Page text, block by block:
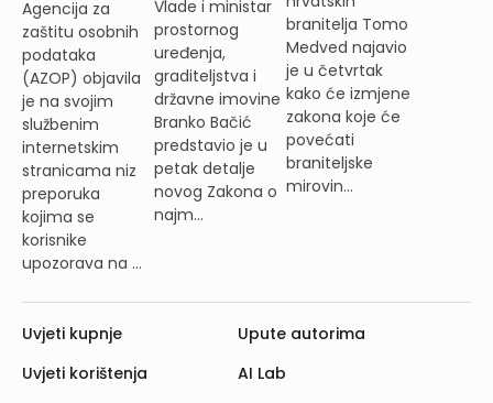
Agencija za
zaštitu osobnih
podataka
(AZOP) objavila
je na svojim
službenim
internetskim
stranicama niz
preporuka
kojima se
korisnike
upozorava na ...
Vlade i ministar
prostornog
uređenja,
graditeljstva i
državne imovine
Branko Bačić
predstavio je u
petak detalje
novog Zakona o
najm...
branitelja Tomo
Medved najavio
je u četvrtak
kako će izmjene
zakona koje će
povećati
braniteljske
mirovin...
Uvjeti kupnje
Uvjeti korištenja
Upute autorima
AI Lab